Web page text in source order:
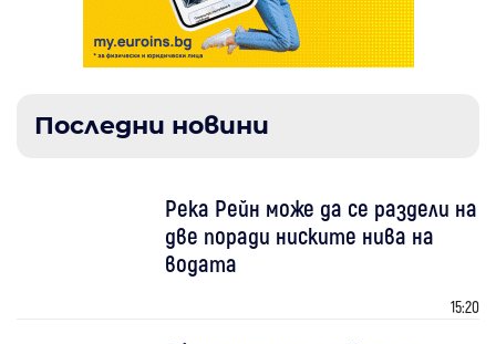
Последни новини
Река Рейн може да се раздели на
две поради ниските нива на
водата
15:20